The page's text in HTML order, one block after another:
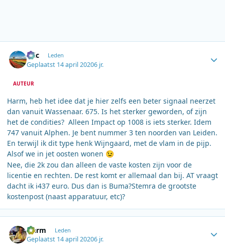
Eric Leden
Geplaatst 14 april 20206 jr.
AUTEUR
Harm, heb het idee dat je hier zelfs een beter signaal neerzet
dan vanuit Wassenaar. 675. Is het sterker geworden, of zijn
het de condities? Alleen Impact op 1008 is iets sterker. Idem
747 vanuit Alphen. Je bent nummer 3 ten noorden van Leiden.
En terwijl ik dit type henk Wijngaard, met de vlam in de pijp.
Alsof we in jet oosten wonen 😉
Nee, die 2k zou dan alleen de vaste kosten zijn voor de
licentie en rechten. De rest komt er allemaal dan bij. AT vraagt
dacht ik i437 euro. Dus dan is Buma?Stemra de grootste
kostenpost (naast apparatuur, etc)?
Harm Leden
Geplaatst 14 april 20206 jr.